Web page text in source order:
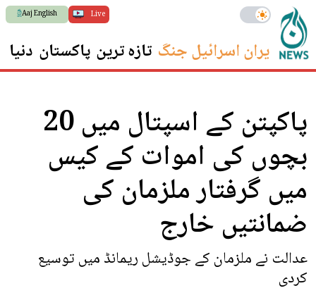
Live
Aaj English
ایران اسرائیل جنگ تازہ ترین پاکستان دنیا
پاکپتن کے اسپتال میں 20
بچوں کی اموات کے کیس
میں گرفتار ملزمان کی
ضمانتیں خارج
عدالت نے ملزمان کے جوڈیشل ریمانڈ میں توسیع
کردی